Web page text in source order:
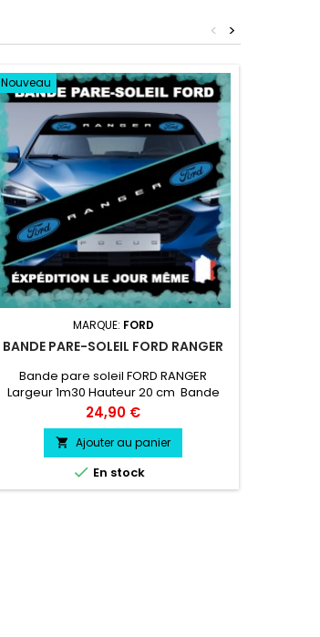
>
<
Nouveau
MARQUE: FORD
BANDE PARE-SOLEIL FORD RANGER
Bande pare soleil FORD RANGER
Largeur 1m30 Hauteur 20 cm Bande
Pare soleil couleur au choix Logo FORD
RANGER couleur au choix
Prix
24,90 €
 Ajouter au panier
 En stock